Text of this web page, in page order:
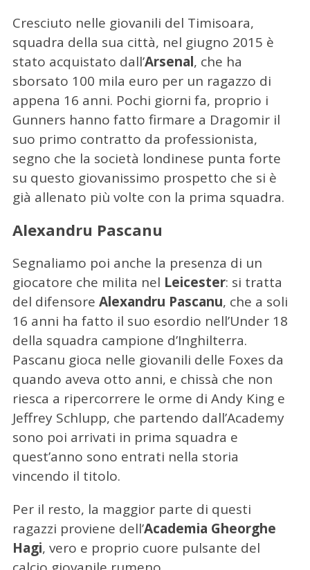
Cresciuto nelle giovanili del Timisoara,
squadra della sua città, nel giugno 2015 è
stato acquistato dall’Arsenal, che ha
sborsato 100 mila euro per un ragazzo di
appena 16 anni. Pochi giorni fa, proprio i
Gunners hanno fatto firmare a Dragomir il
suo primo contratto da professionista,
segno che la società londinese punta forte
su questo giovanissimo prospetto che si è
già allenato più volte con la prima squadra.
Alexandru Pascanu
Segnaliamo poi anche la presenza di un
giocatore che milita nel Leicester: si tratta
del difensore Alexandru Pascanu, che a soli
16 anni ha fatto il suo esordio nell’Under 18
della squadra campione d’Inghilterra.
Pascanu gioca nelle giovanili delle Foxes da
quando aveva otto anni, e chissà che non
riesca a ripercorrere le orme di Andy King e
Jeffrey Schlupp, che partendo dall’Academy
sono poi arrivati in prima squadra e
quest’anno sono entrati nella storia
vincendo il titolo.
Per il resto, la maggior parte di questi
ragazzi proviene dell’Academia Gheorghe
Hagi, vero e proprio cuore pulsante del
C
r
c
a
p
r